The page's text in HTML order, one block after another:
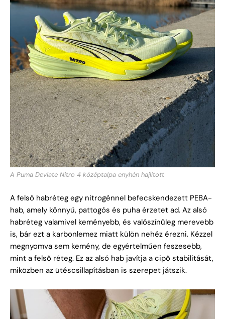
A Puma Deviate Nitro 4 középtalpa enyhén hajlított
A felső habréteg egy nitrogénnel befecskendezett PEBA-
hab, amely könnyű, pattogós és puha érzetet ad. Az alsó
habréteg valamivel keményebb, és valószínűleg merevebb
is, bár ezt a karbonlemez miatt külön nehéz érezni. Kézzel
megnyomva sem kemény, de egyértelműen feszesebb,
mint a felső réteg. Ez az alsó hab javítja a cipő stabilitását,
miközben az ütéscsillapításban is szerepet játszik.